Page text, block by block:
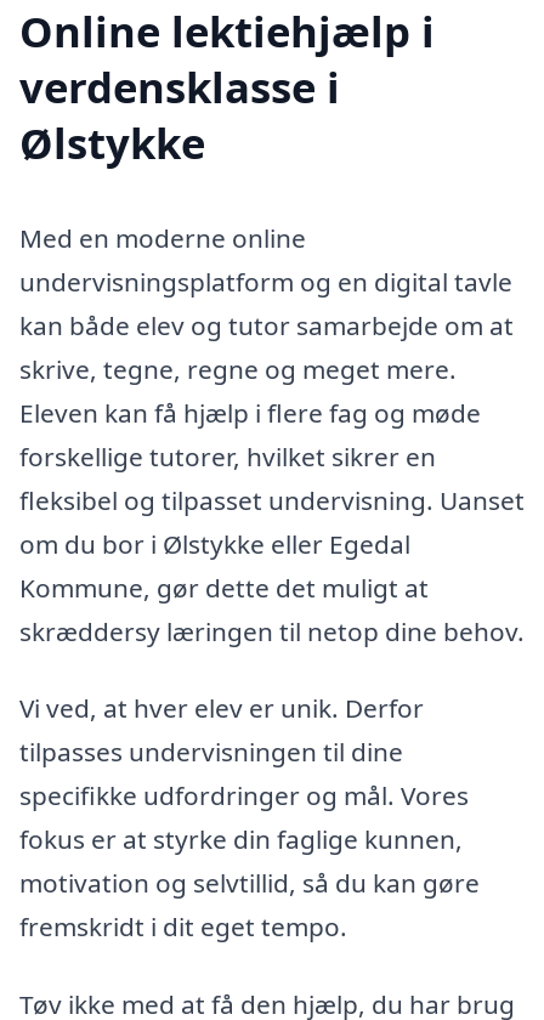
Online lektiehjælp i
verdensklasse i
Ølstykke
Med en moderne online
undervisningsplatform og en digital tavle
kan både elev og tutor samarbejde om at
skrive, tegne, regne og meget mere.
Eleven kan få hjælp i flere fag og møde
forskellige tutorer, hvilket sikrer en
fleksibel og tilpasset undervisning. Uanset
om du bor i Ølstykke eller Egedal
Kommune, gør dette det muligt at
skræddersy læringen til netop dine behov.
Vi ved, at hver elev er unik. Derfor
tilpasses undervisningen til dine
specifikke udfordringer og mål. Vores
fokus er at styrke din faglige kunnen,
motivation og selvtillid, så du kan gøre
fremskridt i dit eget tempo.
Tøv ikke med at få den hjælp, du har brug